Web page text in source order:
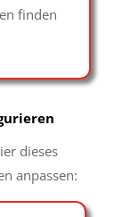
finden
dieses
anpassen: